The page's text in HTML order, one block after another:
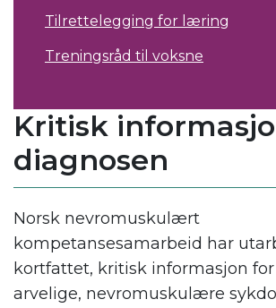
Tilrettelegging for læring
Treningsråd til voksne
Kritisk
diagnosen
Norsk nevromuskulært
kompetansesamarbeid har
kortfattet, kritisk informasjon
arvelige, nevromuskulære